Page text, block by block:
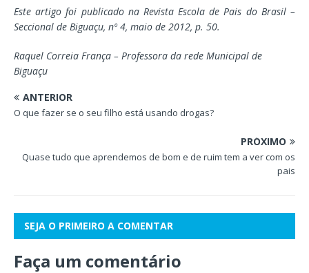
Este artigo foi publicado na Revista Escola de Pais do Brasil –
Seccional de Biguaçu, nº 4, maio de 2012, p. 50.
Raquel Correia França – Professora da rede Municipal de
Biguaçu
ANTERIOR
O que fazer se o seu filho está usando drogas?
PRÓXIMO
Quase tudo que aprendemos de bom e de ruim tem a ver com os
pais
SEJA O PRIMEIRO A COMENTAR
Faça um comentário